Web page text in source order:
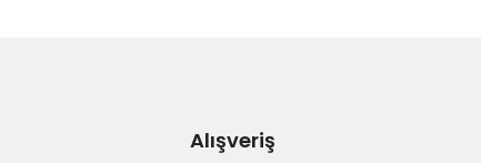
Alışveriş